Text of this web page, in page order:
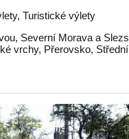
Turistické výlety
, Severní Morava a
vrchy, Přerovsko,